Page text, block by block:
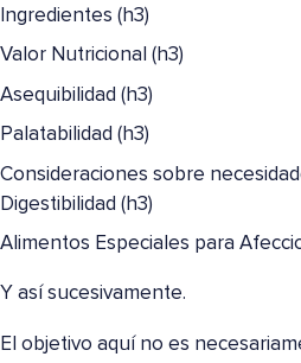
Ingredientes (h3)
Valor Nutricional (h3)
Asequibilidad (h3)
Palatabilidad (h3)
Consideraciones sobre
Digestibilidad (h3)
Alimentos Especiales para
Y así sucesivamente.
El objetivo aquí no es